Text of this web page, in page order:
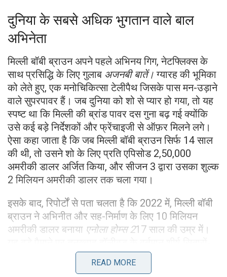
दुनिया के सबसे अधिक भुगतान वाले बाल
अभिनेता
मिल्ली बॉबी ब्राउन अपने पहले अभिनय गिग, नेटफ्लिक्स के
साथ प्रसिद्धि के लिए गुलाब अजनबी बातें। ग्यारह की भूमिका
को लेते हुए, एक मनोचिकित्सा टेलीपैथ जिसके पास मन-उड़ाने
वाले सुपरपावर हैं। जब दुनिया को शो से प्यार हो गया, तो यह
स्पष्ट था कि मिल्ली की ब्रांड पावर दस गुना बढ़ गई क्योंकि
उसे कई बड़े निर्देशकों और फ्रेंचाइजी से ऑफ़र मिलने लगे।
ऐसा कहा जाता है कि जब मिल्ली बॉबी ब्राउन सिर्फ 14 साल
की थी, तो उसने शो के लिए प्रति एपिसोड 2,50,000
अमरीकी डालर अर्जित किया, और सीजन 3 द्वारा उसका शुल्क
2 मिलियन अमरीकी डालर तक चला गया।
इसके बाद, रिपोर्टों से पता चलता है कि 2022 में, मिल्ली बॉबी
ब्राउन ने अभिनीत और सह-निर्माण के लिए 10 मिलियन
अमरीकी डालर बनाया एनोला होम्स 217 साल की उम्र में।
टिमोथी चालमेट और ज़ेंडाया को पार करती है, जिन्होंने हिट
फिल्म के लिए 6-8 मिलियन अमरीकी डालर की कमाई की।
READ MORE